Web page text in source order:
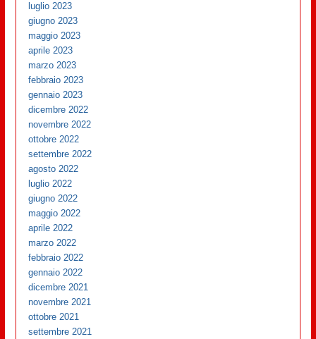
luglio 2023
giugno 2023
maggio 2023
aprile 2023
marzo 2023
febbraio 2023
gennaio 2023
dicembre 2022
novembre 2022
ottobre 2022
settembre 2022
agosto 2022
luglio 2022
giugno 2022
maggio 2022
aprile 2022
marzo 2022
febbraio 2022
gennaio 2022
dicembre 2021
novembre 2021
ottobre 2021
settembre 2021